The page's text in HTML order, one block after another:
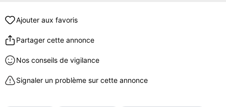
Ajouter aux favoris
Partager cette annonce
Nos conseils de vigilance
Signaler un problème sur cette annonce